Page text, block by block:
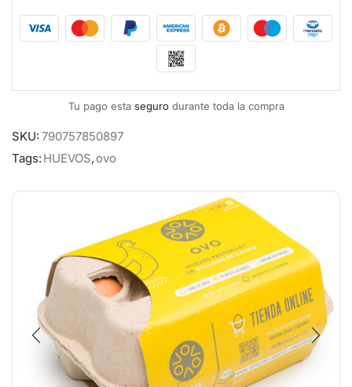
Tu pago esta segurodurante toda la compra
SKU: 790757850897
Tags: HUEVOS,ovo